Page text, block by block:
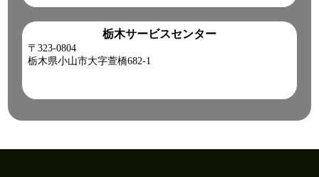
栃木サービスセンター
〒323-0804
栃木県小山市大字萱橋682-1